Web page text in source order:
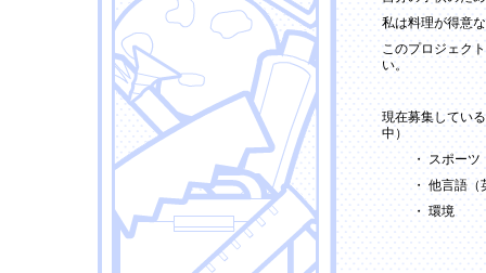
私は料理が得意
このプロジェク
い。
現在募集してい
中）
・ スポーツ
・ 他言語（
・ 環境